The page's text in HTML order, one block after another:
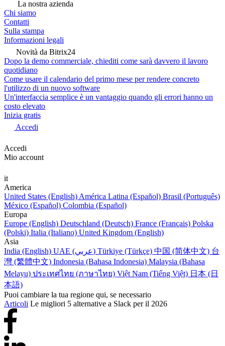
La nostra azienda
Chi siamo
Contatti
Sulla stampa
Informazioni legali
Novità da Bitrix24
Dopo la demo commerciale, chiediti come sarà davvero il lavoro
quotidiano
Come usare il calendario del primo mese per rendere concreto
l'utilizzo di un nuovo software
Un'interfaccia semplice è un vantaggio quando gli errori hanno un
costo elevato
Inizia gratis
Accedi
Accedi
Mio account
it
America
United States (English) América Latina (Español) Brasil (Português)
México (Español) Colombia (Español)
Europa
Europe (English) Deutschland (Deutsch) France (Français) Polska
(Polski) Italia (Italiano) United Kingdom (English)
Asia
India (English)
UAE (عربي) Türkiye (Türkçe) 中国 (简体中文) 台
灣 (繁體中文) Indonesia (Bahasa Indonesia) Malaysia (Bahasa
Melayu) ประเทศไทย (ภาษาไทย) Việt Nam (Tiếng Việt) 日本 (日
本語)
Puoi cambiare la tua regione qui, se necessario
Articoli Le migliori 5 alternative a Slack per il 2026